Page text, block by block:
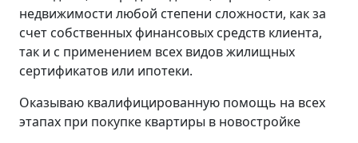
недвижимости любой степени сложности, как за
счет собственных финансовых средств клиента,
так и с применением всех видов жилищных
сертификатов или ипотеки.
Оказываю квалифицированную помощь на всех
этапах при покупке квартиры в новостройке